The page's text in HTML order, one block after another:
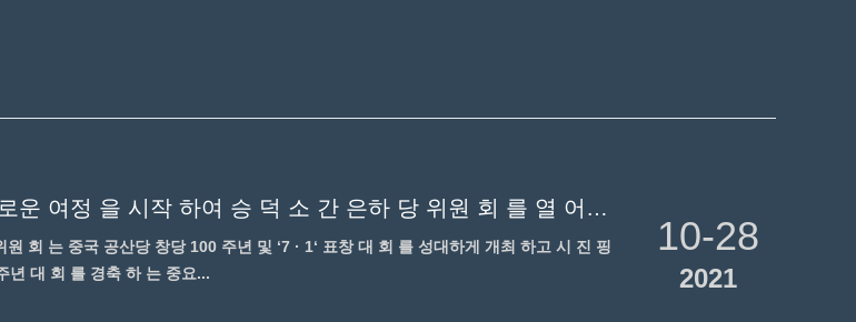
백년 동안 분투 하여 새로운 여정 을 시작 하여 승 덕 소 간 은하 당 위원 회 를 열 어 중국 공산당 창당 100 주년 및 칠 일 표창 대 회 를 경축 하 다.
회 는 중국 공산당 창당 100 주년 및 ‘7 · 1‘ 표창 대 회 를 성대하게 개최 하고 시 진 핑
년 대 회 를 경축 하 는 중요...
10-28
2021